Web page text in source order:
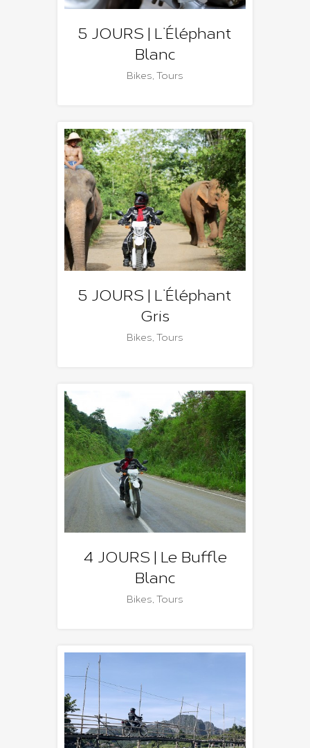
5 JOURS | L’Éléphant
Blanc
Bikes, Tours
5 JOURS | L’Éléphant
Gris
Bikes, Tours
4 JOURS | Le Buffle
Blanc
Bikes, Tours